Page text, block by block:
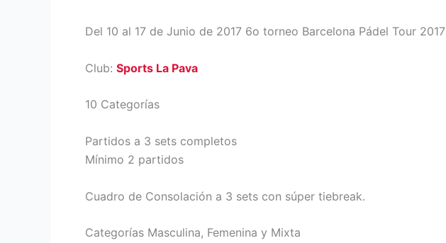
Del 10 al 17 de Junio de 2017 6o torneo Barcelona Pádel Tour 2017
Club: Sports La Pava
10 Categorías
Partidos a 3 sets completos
Mínimo 2 partidos
Cuadro de Consolación a 3 sets con súper tiebreak.
Categorías Masculina, Femenina y Mixta